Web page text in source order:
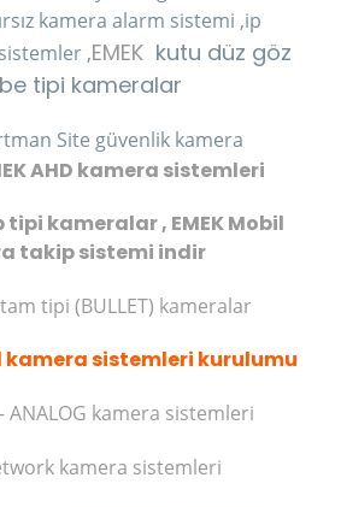
kamera alarm sistemi ,ip
,EMEK kutu düz göz
tipi kameralar
Site güvenlik kamera
AHD kamera sistemleri
tipi kameralar , EMEK Mobil
takip sistemi indir
tipi (BULLET) kameralar
kamera sistemleri kurulumu
ANALOG kamera sistemleri
kamera sistemleri